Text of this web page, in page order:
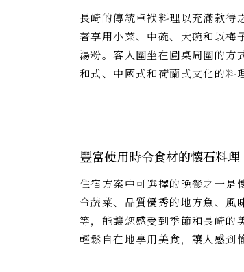
長崎的傳統卓袱料理以充滿款待
著享用小菜、中碗、大碗和以梅
湯粉。客人圍坐在圓桌周圍的方
和式、中國式和荷蘭式文化的料理
豐富使用時令食材的懷石料理
住宿方案中可選擇的晚餐之一是
令蔬菜、品質優秀的地方魚、風
等，能讓您感受到季節和長崎的
輕鬆自在地享用美食，讓人感到